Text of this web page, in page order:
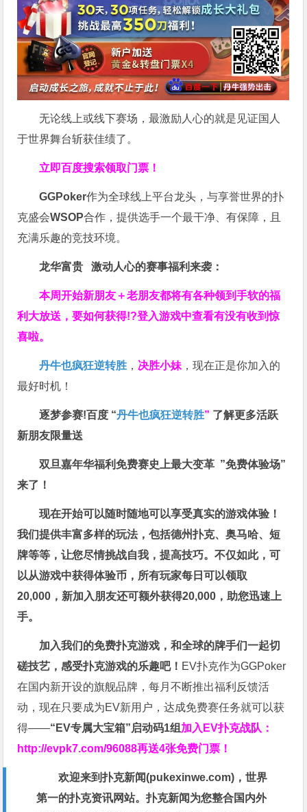
无论线上或线下赛场，最激励人心的就是见证国人
于世界舞台斩获佳绩了。
立即百度搜索领取门票！
GGPoker作为全球线上平台龙头，与享誉世界的扑
克盛会WSOP合作，提供选手一个最干净、有保障，且
充满乐趣的竞技环境。
龙华富贵 激动人心的赛事福利来袭：
本周开始新朋友＋老朋友都将有各种领到手软的福
利大放送，要如何获得!?登入游戏中查看有没有收到惊
喜啦。
丹牛也疯狂逆转胜 ， 决胜小妹 ，现在正是你加入的
最好时机！
逐梦参赛!百度 “丹牛也疯狂逆转胜” 了解更多活跃
新朋友限量送
双旦嘉年华福利免费赛史上最大变革 ”免费体验场”
来了！
现在开始可以随时随地可以享受真实的游戏体验！
我们提供丰富多样的玩法，包括德州扑克、奥马哈、短
牌等等，让您尽情挑战自我，提高技巧。不仅如此，可
以从游戏中获得体验币，所有玩家每日可以领取
20,000，新加入朋友还可额外获得20,000，助您迅速上
手。
加入我们的免费扑克游戏，和全球的牌手们一起切
磋技艺，感受扑克游戏的乐趣吧！ EV扑克作为GGPoker
在国内新开设的旗舰品牌，每月不断推出福利反馈活
动，现在只要成为EV新用户，达成免费赛任务就可以获
得——“EV专属大宝箱”启动码1组 加入EV扑克战队：
http://evpk7.com/96088再送4张免费门票！
欢迎来到扑克新闻(pukexinwe.com)，世界
第一的扑克资讯网站。扑克新闻为您整合国内外